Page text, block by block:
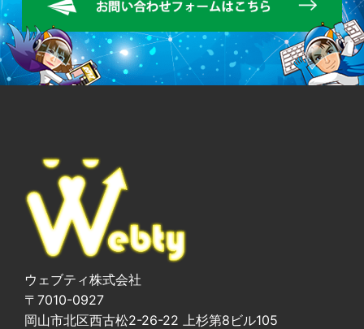
ウェブティ株式会社
〒7010-0927
岡山市北区西古松2-26-22 上杉第8ビル105